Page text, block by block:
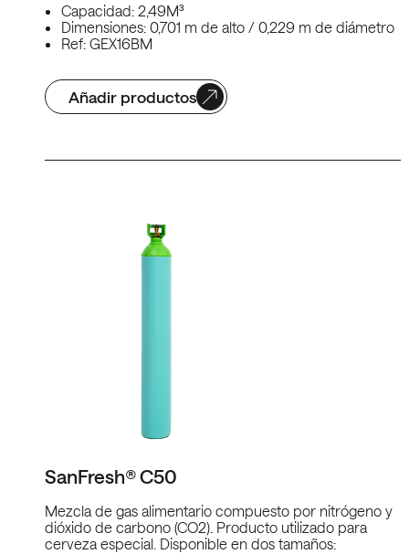
Capacidad: 2,49M³
Dimensiones: 0,701 m de alto / 0,229 m de diámetro
Ref: GEX16BM
Añadir productos
SanFresh® C50
Mezcla de gas alimentario compuesto por nitrógeno y
dióxido de carbono (CO2). Producto utilizado para
cerveza especial. Disponible en dos tamaños: